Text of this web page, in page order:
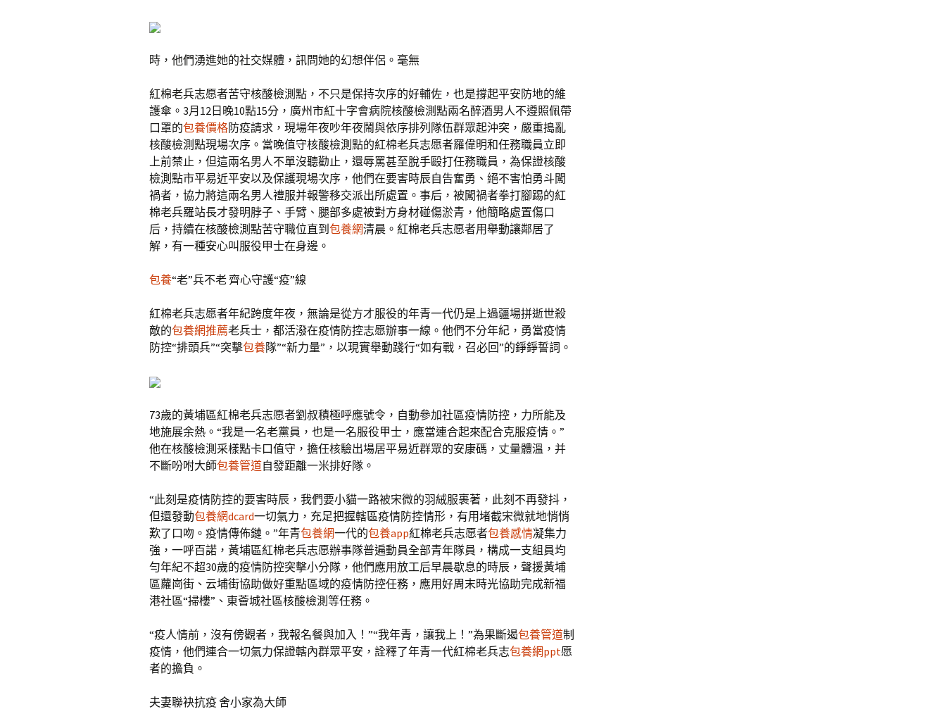
時，他們湧進她的社交媒體，訊問她的幻想伴侶。毫無
紅棉老兵志愿者苦守核酸檢測點，不只是保持次序的好輔佐，也是撐起平安防地的維
護傘。3月12日晚10點15分，廣州市紅十字會病院核酸檢測點兩名醉酒男人不遵照佩帶
口罩的包養價格防疫請求，現場年夜吵年夜鬧與依序排列隊伍群眾起沖突，嚴重搗亂
核酸檢測點現場次序。當晚值守核酸檢測點的紅棉老兵志愿者羅偉明和任務職員立即
上前禁止，但這兩名男人不單沒聽勸止，還辱罵甚至脫手毆打任務職員，為保證核酸
檢測點市平易近平安以及保護現場次序，他們在要害時辰自告奮勇、絕不害怕勇斗闖
禍者，協力將這兩名男人禮服并報警移交派出所處置。事后，被闖禍者拳打腳踢的紅
棉老兵羅站長才發明脖子、手臂、腿部多處被對方身材碰傷淤青，他簡略處置傷口
后，持續在核酸檢測點苦守職位直到 包養網清晨。紅棉老兵志愿者用舉動讓鄰居了
解，有一種安心叫服役甲士在身邊。
包養“老”兵不老 齊心守護“疫”線
紅棉老兵志愿者年紀跨度年夜，無論是從方才服役的年青一代仍是上過疆場拼逝世殺
敵的包養網推薦老兵士，都活潑在疫情防控志愿辦事一線。他們不分年紀，勇當疫情
防控“排頭兵”“突擊包養隊”“新力量”，以現實舉動踐行“如有戰，召必回”的錚錚誓詞。
73歲的黃埔區紅棉老兵志愿者劉叔積極呼應號令，自動參加社區疫情防控，力所能及
地施展余熱。“我是一名老黨員，也是一名服役甲士，應當連合起來配合克服疫情。”
他在核酸檢測采樣點卡口值守，擔任核驗出場居平易近群眾的安康碼，丈量體溫，并
不斷吩咐大師包養管道自發距離一米排好隊。
“此刻是疫情防控的要害時辰，我們要小貓一路被宋微的羽絨服裹著，此刻不再發抖，
但還發動包養網dcard一切氣力，充足把握轄區疫情防控情形，有用堵截宋微就地悄悄
歎了口吻。疫情傳佈鏈。”年青包養網一代的包養app紅棉老兵志愿者包養感情凝集力
強，一呼百諾，黃埔區紅棉老兵志愿辦事隊普遍動員全部青年隊員，構成一支組員均
勻年紀不超30歲的疫情防控突擊小分隊，他們應用放工后早晨歇息的時辰，聲援黃埔
區蘿崗街、云埔街協助做好重點區域的疫情防控任務，應用好周末時光協助完成新福
港社區“掃樓”、東薈城社區核酸檢測等任務。
“疫人情前，沒有傍觀者，我報名餐與加入！”“我年青，讓我上！”為果斷遏包養管道制
疫情，他們連合一切氣力保證轄內群眾平安，詮釋了年青一代紅棉老兵志包養網ppt愿
者的擔負。
夫妻聯袂抗疫 舍小家為大師